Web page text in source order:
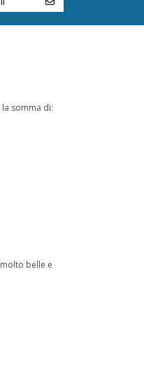
somma di:
belle e